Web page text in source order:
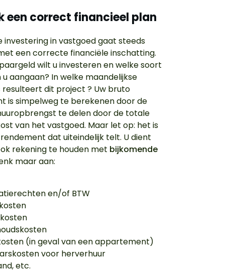
een correct financieel plan
investering in vastgoed gaat steeds
een correcte financiële inschatting.
wilt u investeren en welke soort
u aangaan? In welke maandelijkse
resulteert dit project ? Uw bruto
is simpelweg te berekenen door de
te delen door de totale
van het vastgoed. Maar let op: het is
dat uiteindelijk telt. U dient
rekening te houden met bijkomende
maar aan:
en/of BTW
(in geval van een appartement)
voor herverhuur
etc.